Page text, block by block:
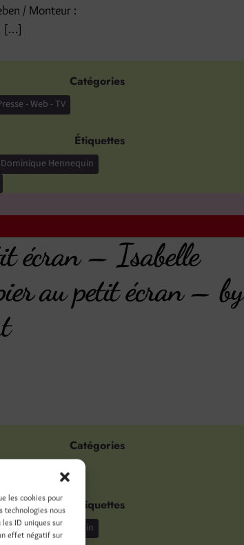
les cookies pour
technologies nous
ID uniques sur
effet négatif sur
/ Monteur :
[…]
Catégories
- Web - TV
Étiquettes
Dominique Hennequin
écran – Isabelle
au petit écran – by
Catégories
- Web - TV
Étiquettes
Dominique Hennequin